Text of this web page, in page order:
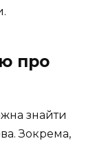
про
знайти
Зокрема,